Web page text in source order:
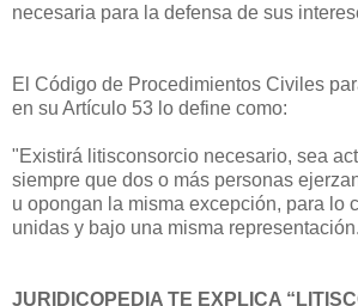
necesaria para la defensa de sus
El Código de Procedimientos Civiles
en su Artículo 53 lo define como:
"Existirá litisconsorcio necesario, sea
siempre que dos o más personas
u opongan la misma excepción, para lo
unidas y bajo una misma
JURIDICOPEDIA TE EXPLICA